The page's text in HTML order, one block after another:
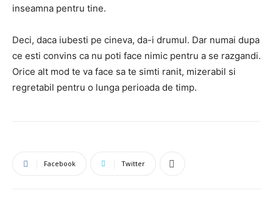
inseamna pentru tine.
Deci, daca iubesti pe cineva, da-i drumul. Dar numai dupa
ce esti convins ca nu poti face nimic pentru a se razgandi.
Orice alt mod te va face sa te simti ranit, mizerabil si
regretabil pentru o lunga perioada de timp.
Facebook Twitter